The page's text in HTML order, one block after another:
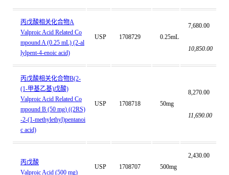
丙戊酸相关化合物A
Valproic Acid Related Co
mpound A (0.25 mL) (2-al
lylpent-4-enoic acid)
USP 1708729 0.25mL
7,680.00
10,850.00
丙戊酸相关化合物B(2-
(1-甲基乙基)戊酸)
Valproic Acid Related Co
mpound B (50 mg) ((2RS)
-2-(1-methylethyl)pentanoi
c acid)
USP 1708718 50mg
8,270.00
11,690.00
丙戊酸
Valproic Acid (500 mg)
USP 1708707 500mg
2,430.00